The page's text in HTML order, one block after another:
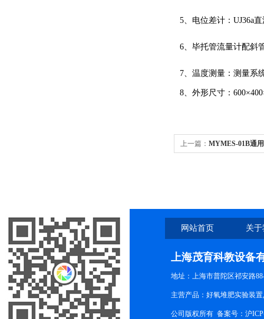
5、电位差计：UJ36a
6、毕托管流量计配斜
7、温度测量：测量系
8、外形尺寸：
上一篇： MYMES-01B通
网站首页 关
上海茂育科教设备
地址：上海市普陀区祁安路
主营产品：好氧堆肥实验装
公司版权所有 备案号： 沪